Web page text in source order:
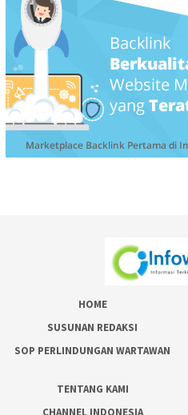
HOME
SUSUNAN REDAKSI
SOP PERLINDUNGAN WARTAWAN
TENTANG KAMI